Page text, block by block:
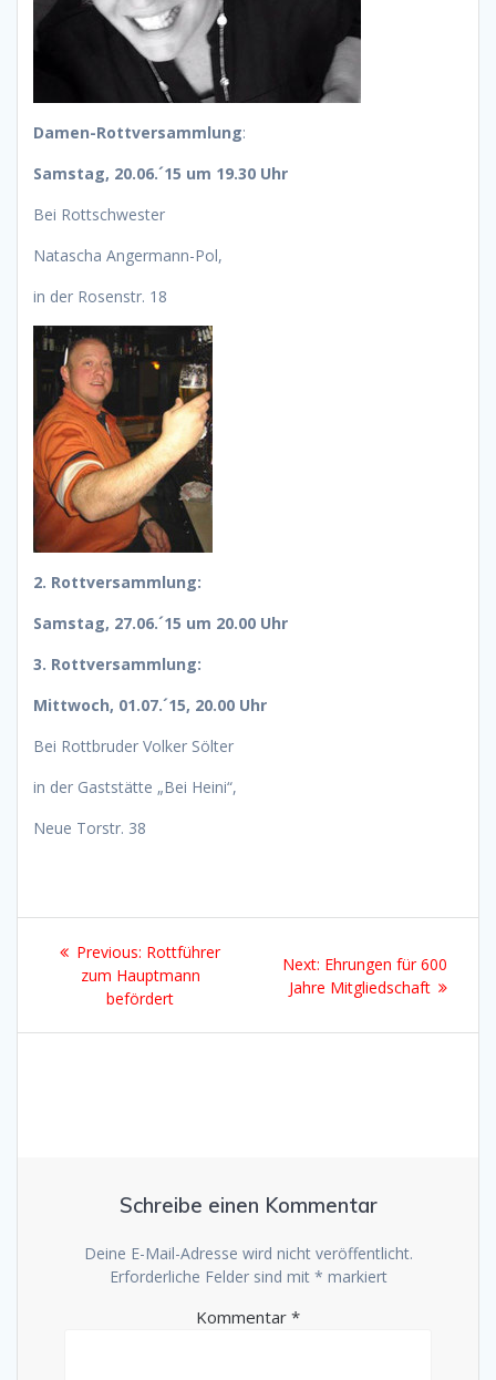
Damen-Rottversammlung:
Samstag, 20.06.´15 um 19.30 Uhr
Bei Rottschwester
Natascha Angermann-Pol,
in der Rosenstr. 18
2. Rottversammlung:
Samstag, 27.06.´15 um 20.00 Uhr
3. Rottversammlung:
Mittwoch, 01.07.´15, 20.00 Uhr
Bei Rottbruder Volker Sölter
in der Gaststätte „Bei Heini“,
Neue Torstr. 38
Beitragsnavigation
Previous: Previous
post:
Rottführer
zum Hauptmann
befördert
Next: Next
post:
Ehrungen für 600
Jahre Mitgliedschaft
Schreibe einen Kommentar
Deine E-Mail-Adresse wird nicht veröffentlicht.
Erforderliche Felder sind mit * markiert
Kommentar *